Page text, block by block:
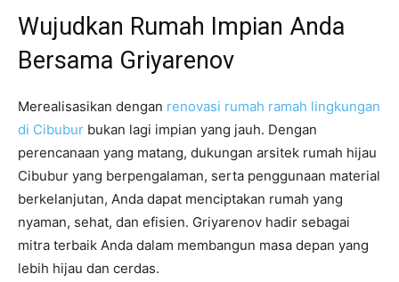
Wujudkan Rumah Impian Anda
Bersama Griyarenov
Merealisasikan dengan renovasi rumah ramah lingkungan
di Cibubur bukan lagi impian yang jauh. Dengan
perencanaan yang matang, dukungan arsitek rumah hijau
Cibubur yang berpengalaman, serta penggunaan material
berkelanjutan, Anda dapat menciptakan rumah yang
nyaman, sehat, dan efisien. Griyarenov hadir sebagai
mitra terbaik Anda dalam membangun masa depan yang
lebih hijau dan cerdas.